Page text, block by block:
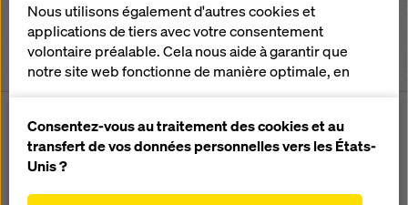
Sélectionner un pays
98Références trouvées
RÉFÉRENCES
Troisième pont traversant le fleuve Orinoco 3
Nous utilisons également d'autres cookies et
applications de tiers avec votre consentement
volontaire préalable. Cela nous aide à garantir que
notre site web fonctionne de manière optimale, en
améliorer en permanence la fonctionnalité de
notre site web (cookies fonctionnels et
statistiques),
Consentez-vous au traitement des cookies et au
transfert de vos données personnelles vers les États-
Unis ?